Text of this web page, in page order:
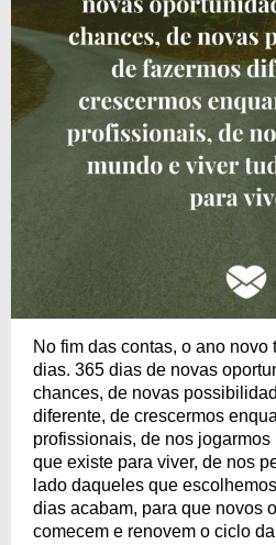
No fim das contas, o ano novo
dias. 365 dias de novas
chances, de novas
diferente, de crescermos
profissionais, de nos
que existe para viver, de nos
lado daqueles que
dias acabam, para que novos
comecem e renovem o ciclo